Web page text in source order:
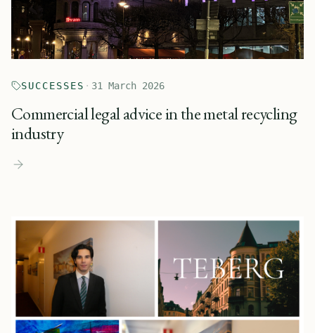
SUCCESSES · 31 March 2026
Commercial legal advice in the metal recycling
industry